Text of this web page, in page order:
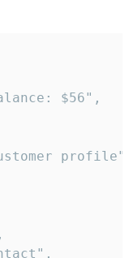
$56",